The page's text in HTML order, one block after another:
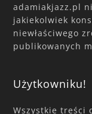
adamiakjazz.pl
jakiekolwiek
niewłaściwego
publikowanych
Użytkowniku!
Wszystkie treści